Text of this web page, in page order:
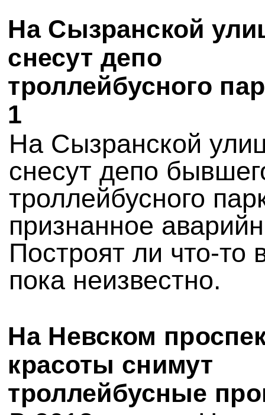
На Сызранской
снесут депо
троллейбусного
1
На Сызранской
снесут депо
троллейбусного
признанное
Построят ли что-то
пока неизвестно.
На Невском
красоты снимут
троллейбусные